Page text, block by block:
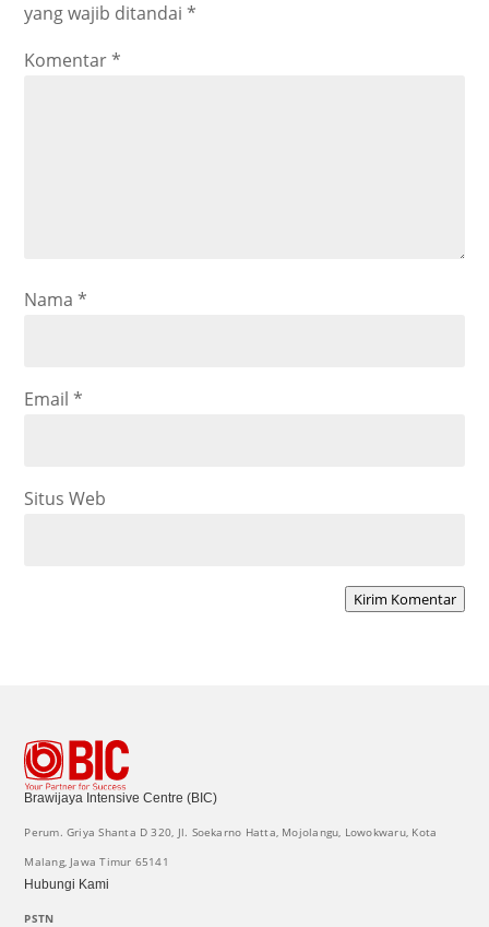
yang wajib ditandai*
Komentar*
Nama*
Email*
Situs Web
Kirim Komentar
Brawijaya Intensive Centre (BIC)
Perum. Griya Shanta D 320, Jl. Soekarno Hatta, Mojolangu, Lowokwaru, Kota
Malang, Jawa Timur 65141
Hubungi Kami
PSTN